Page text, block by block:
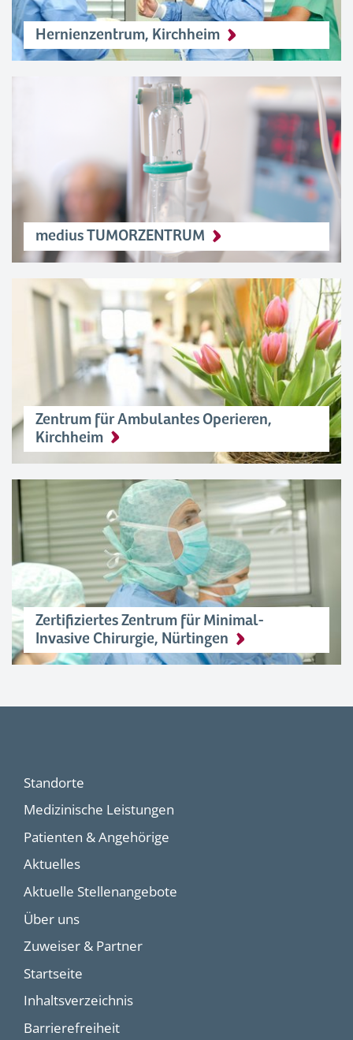
Hernienzentrum, Kirchheim
medius TUMORZENTRUM
Zentrum für Ambulantes Operieren,
Kirchheim
Zertifiziertes Zentrum für Minimal-
Invasive Chirurgie, Nürtingen
Standorte
Medizinische Leistungen
Patienten & Angehörige
Aktuelles
Aktuelle Stellenangebote
Über uns
Zuweiser & Partner
Startseite
Inhaltsverzeichnis
Barrierefreiheit